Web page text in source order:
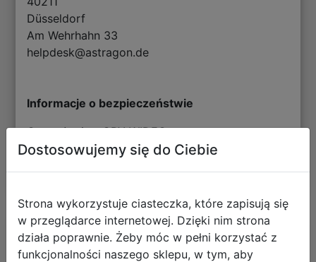
Düsseldorf
Am Wehrhahn 33
helpdesk@astragon.de
Informacje o bezpieczeństwie
Ostrzeżenia - GRY WIDEO
pobierz plik
Opinie o produkcie
Dostosowujemy się do Ciebie
Strona wykorzystuje ciasteczka, które zapisują się
w przeglądarce internetowej. Dzięki nim strona
działa poprawnie. Żeby móc w pełni korzystać z
funkcjonalności naszego sklepu, w tym, aby